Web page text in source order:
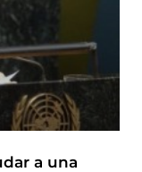
a una